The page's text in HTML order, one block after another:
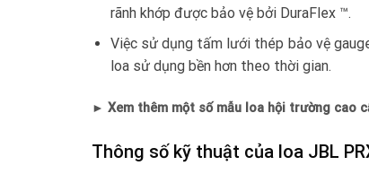
rãnh khớp được bảo vệ bởi DuraFlex ™.
Việc sử dụng tấm lưới thép bảo vệ
loa sử dụng bền hơn theo thời gian.
► Xem thêm một số mẫu loa hội trường cao
Thông số kỹ thuật của loa JBL